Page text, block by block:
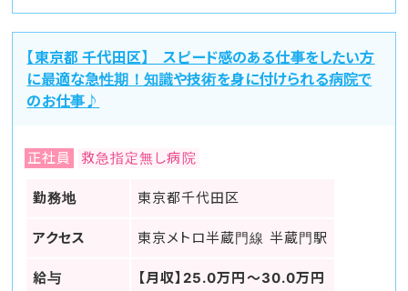
【東京都 千代田区】 スピード感のある仕事をしたい方
に最適な急性期！知識や技術を身に付けられる病院で
のお仕事♪
正社員 救急指定無し病院
勤務地 東京都千代田区
アクセス 東京メトロ半蔵門線 半蔵門駅
給与 【月収】25.0万円～30.0万円